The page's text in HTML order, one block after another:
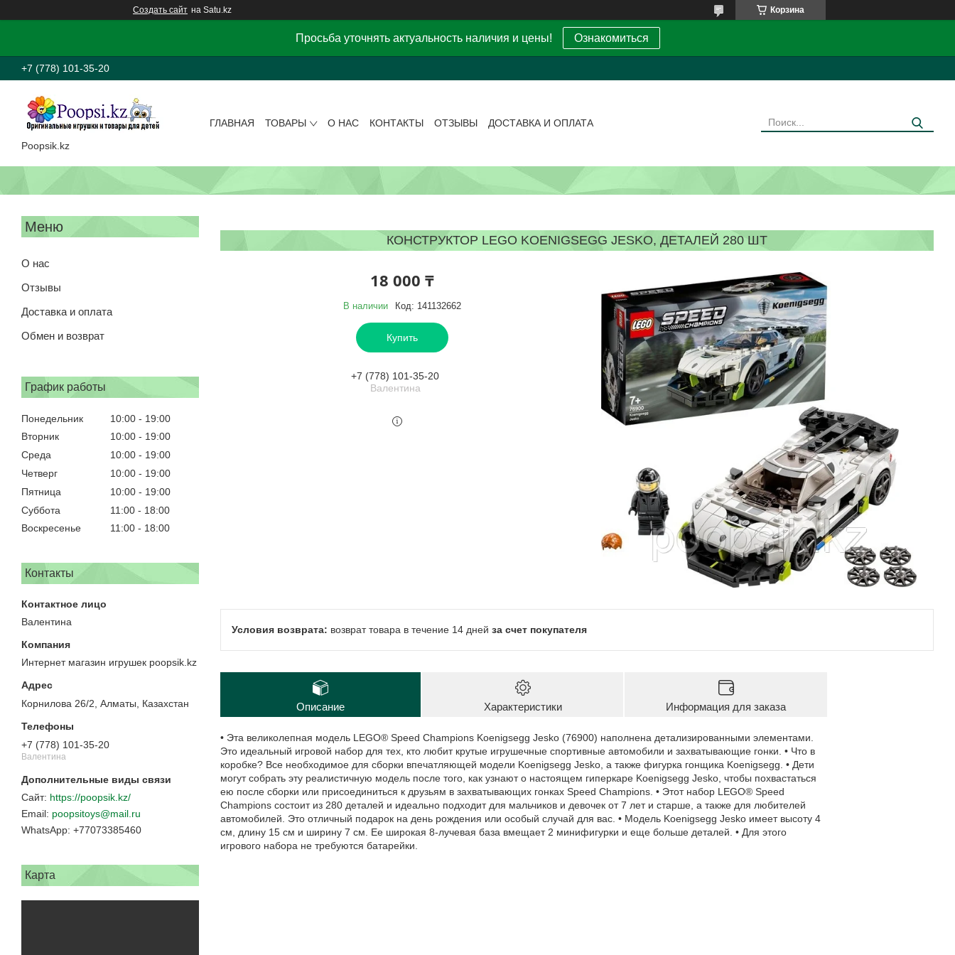
Создать сайт на Satu.kz Корзина
Просьба уточнять актуальность наличия и цены! Ознакомиться
+7 (778) 101-35-20
Poopsik.kz
ГЛАВНАЯ ТОВАРЫ О НАС КОНТАКТЫ ОТЗЫВЫ ДОСТАВКА И ОПЛАТА
О нас
Отзывы
Доставка и оплата
Обмен и возврат
График работы
Понедельник 10:00
19:00
Вторник
10:00
19:00
Среда
10:00
19:00
Четверг
10:00
19:00
Пятница
10:00
19:00
Суббота
11:00
18:00
Воскресенье
11:00 18:00
Контакты
Валентина
Интернет магазин игрушек poopsik.kz
Корнилова 26/2, Алматы, Казахстан
+7 (778) 101-35-20
Валентина
https://poopsik.kz/
poopsitoys@mail.ru
+77073385460
Карта
КОНСТРУКТОР LEGO KOENIGSEGG JESKO, ДЕТАЛЕЙ 280 ШТ
18 000 ₸
В наличии Код: 141132662
Купить
+7 (778) 101-35-20
Валентина
возврат товара в течение 14 дней за счет покупателя
Описание Характеристики Информация для заказа
• Эта великолепная модель LEGO® Speed Champions Koenigsegg Jesko (76900) наполнена детализированными элементами.
Это идеальный игровой набор для тех, кто любит крутые игрушечные спортивные автомобили и захватывающие гонки. • Что в
коробке? Все необходимое для сборки впечатляющей модели Koenigsegg Jesko, а также фигурка гонщика Koenigsegg. • Дети
могут собрать эту реалистичную модель после того, как узнают о настоящем гиперкаре Koenigsegg Jesko, чтобы похвастаться
ею после сборки или присоединиться к друзьям в захватывающих гонках Speed Champions. • Этот набор LEGO® Speed
Champions состоит из 280 деталей и идеально подходит для мальчиков и девочек от 7 лет и старше, а также для любителей
автомобилей. Это отличный подарок на день рождения или особый случай для вас. • Модель Koenigsegg Jesko имеет высоту 4
см, длину 15 см и ширину 7 см. Ее широкая 8-лучевая база вмещает 2 минифигурки и еще больше деталей. • Для этого
игрового набора не требуются батарейки.